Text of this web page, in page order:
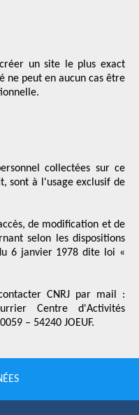
un site le plus exact
ne peut en aucun cas être
collectées sur ce
sont à l'usage exclusif de
de modification et de
selon les dispositions
6 janvier 1978 dite loi «
CNRJ par mail :
Centre d'Activités
– 54240 JOEUF.